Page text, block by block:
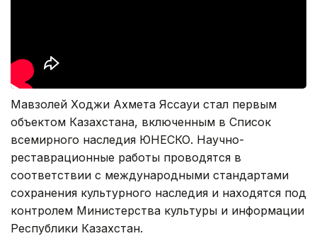
Мавзолей Ходжи Ахмета Яссауи стал первым
объектом Казахстана, включенным в Список
всемирного наследия ЮНЕСКО. Научно-
реставрационные работы проводятся в
соответствии с международными стандартами
сохранения культурного наследия и находятся под
контролем Министерства культуры и информации
Республики Казахстан.